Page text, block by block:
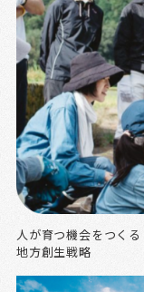
人が育つ機会をつくる
地方創生戦略